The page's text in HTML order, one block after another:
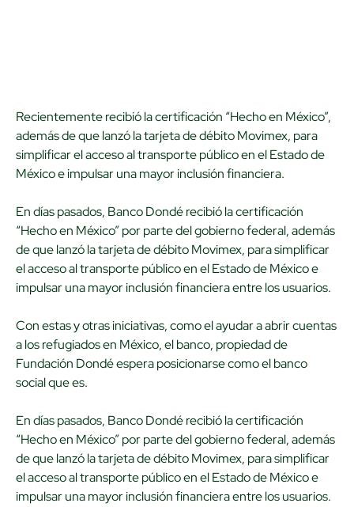
Recientemente recibió la certificación “Hecho en México”,
además de que lanzó la tarjeta de débito Movimex, para
simplificar el acceso al transporte público en el Estado de
México e impulsar una mayor inclusión financiera.
En días pasados, Banco Dondé recibió la certificación
“Hecho en México” por parte del gobierno federal, además
de que lanzó la tarjeta de débito Movimex, para simplificar
el acceso al transporte público en el Estado de México e
impulsar una mayor inclusión financiera entre los usuarios.
Con estas y otras iniciativas, como el ayudar a abrir cuentas
a los refugiados en México, el banco, propiedad de
Fundación Dondé espera posicionarse como el banco
social que es.
En días pasados, Banco Dondé recibió la certificación
“Hecho en México” por parte del gobierno federal, además
de que lanzó la tarjeta de débito Movimex, para simplificar
el acceso al transporte público en el Estado de México e
impulsar una mayor inclusión financiera entre los usuarios.